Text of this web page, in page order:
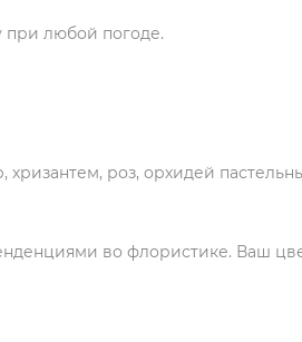
при любой погоде.
роз, орхидей
во флористике. Ваш